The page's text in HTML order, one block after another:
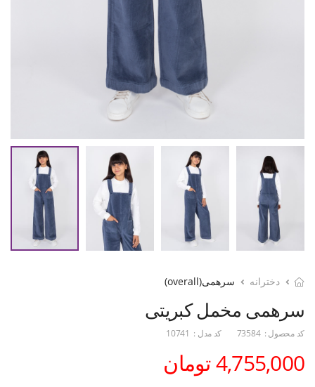
دخترانه سرهمی(overall)
سرهمی مخمل کبریتی
کد محصول : 73584 کد مدل : 10741
4,755,000 تومان